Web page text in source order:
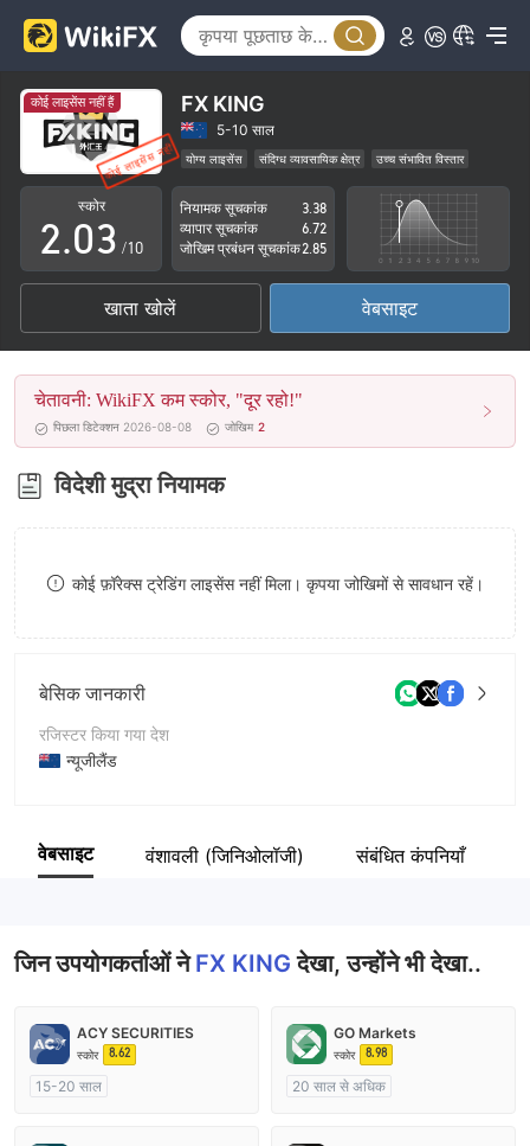
कोई लाइसेंस नहीं हैं FX KING
5-10 साल
योग्य लाइसेंस संदिग्ध व्यावसायिक क्षेत्र उच्च संभावित विस्तार
स्कोर
0
1
2
3
4
5
6
7
8
9
.0
1
2
3
4
5
6
7
0
1
2
3
4
5
6
7
8
9
/10
नियामक सूचकांक
3.38
व्यापार सूचकांक
6.72
जोखिम प्रबंधन सूचकांक2.85
खाता खोलें वेबसाइट
चेतावनी: WikiFX कम स्कोर, "दूर रहो!"
पिछला डिटेक्शन 2026-08-08 जोखिम 2
विदेशी मुद्रा नियामक
कोई फ़ॉरेक्स ट्रेडिंग लाइसेंस नहीं मिला। कृपया जोखिमों से सावधान रहें।
बेसिक जानकारी
रजिस्टर किया गया देश
न्यूजीलैंड
कंपनी का नाम
वेबसाइट वंशावली (जिनिओलॉजी) संबंधित कंपनियाँ
जिन उपयोगकर्ताओं नेFX KINGदेखा, उन्होंने भी देखा..
ACY SECURITIES
स्कोर 8.62
15-20 साल
मार्केट मेकिंग (एमएम)
GO Markets
स्कोर 8.98
20 साल से अधिक
मार्केट मेकिंग (एमएम)